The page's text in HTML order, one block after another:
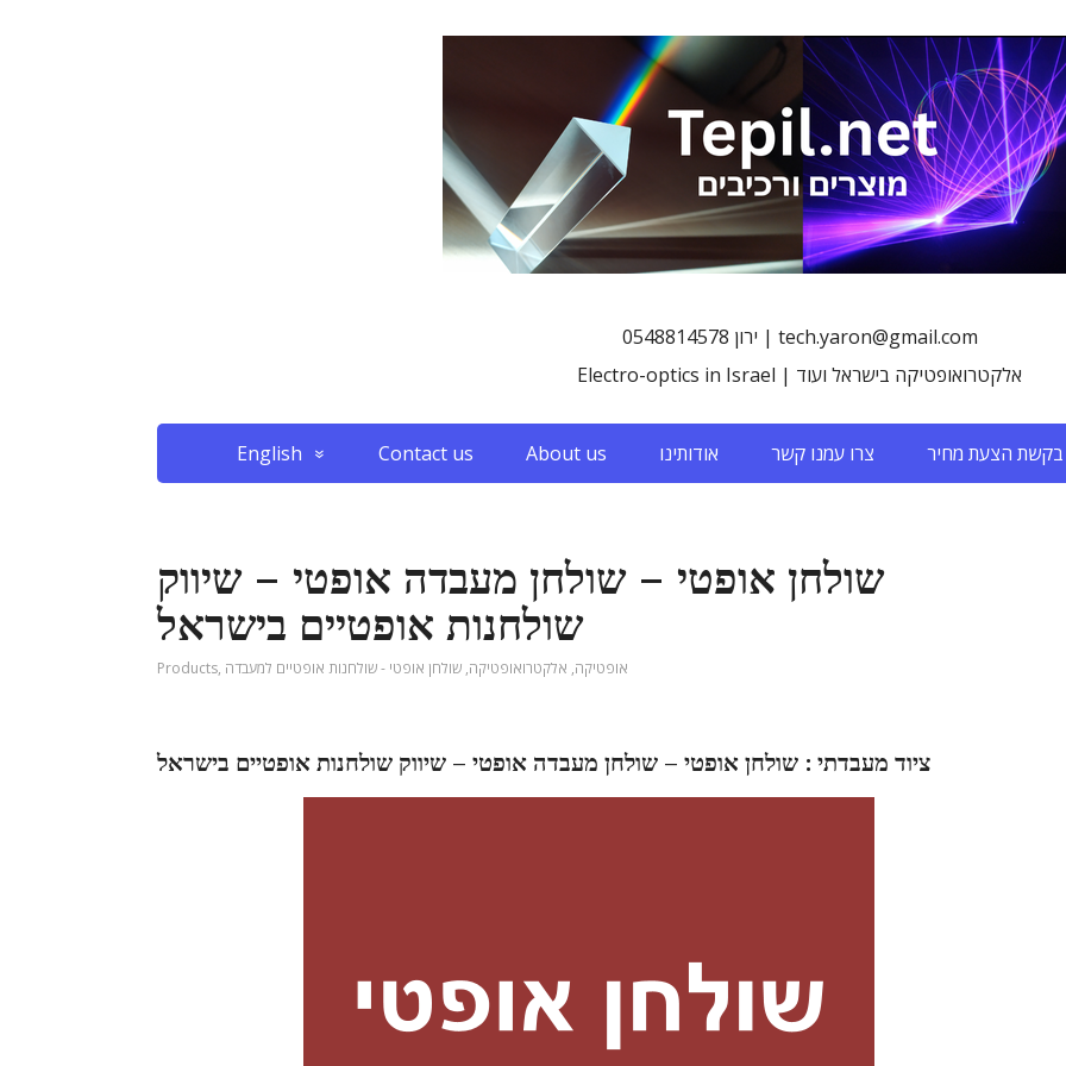
0548814578 ירון | tech.yaron@gmail.com
Electro-optics in Israel | אלקטרואופטיקה בישראל ועוד
English Contact us About us אודותינו צרו עמנו קשר בקשת הצעת מחיר
שולחן אופטי – שולחן מעבדה אופטי – שיווק
שולחנות אופטיים בישראל
Products, אופטיקה, אלקטרואופטיקה, שולחן אופטי - שולחנות אופטיים למעבדה
ציוד מעבדתי : שולחן אופטי – שולחן מעבדה אופטי – שיווק שולחנות אופטיים בישראל